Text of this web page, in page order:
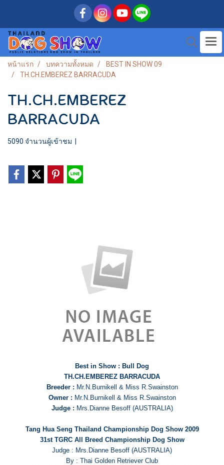
หน้าแรก บทความทั้งหมด
BEST IN SHOW 09
TH.CH.EMBEREZ BARRACUDA
TH.CH.EMBEREZ
BARRACUDA
5090 จำนวนผู้เข้าชม
Best in Show : Bull Dog
TH.CH.EMBEREZ BARRACUDA
Breeder : Mr.N.Burnikell & Miss R.Swainston
Owner : Mr.N.Burnikell & Miss R.Swainston
Judge : Mrs.Dianne Besoff (AUSTRALIA)
Tang Hua Seng Thailand Championship Dog Show 2009
31st TGRC All Breed Championship Dog Show
Judge : Mrs.Dianne Besoff (AUSTRALIA)
By : Thai Golden Retriever Club